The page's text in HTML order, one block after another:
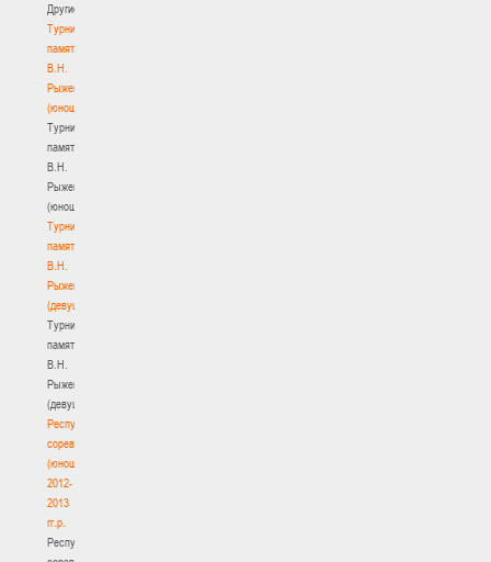
Другие
Турнир
памяти
В.Н.
Рыженкова
(юноши)
Турнир
памяти
В.Н.
Рыженкова
(юноши)
Турнир
памяти
В.Н.
Рыженкова
(девушки)
Турнир
памяти
В.Н.
Рыженкова
(девушки)
Республиканские
соревнования
(юноши)
2012-
2013
гг.р.
Республиканские